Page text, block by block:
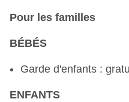
Pour les familles
BÉBÉS
Garde d'enfants :
ENFANTS